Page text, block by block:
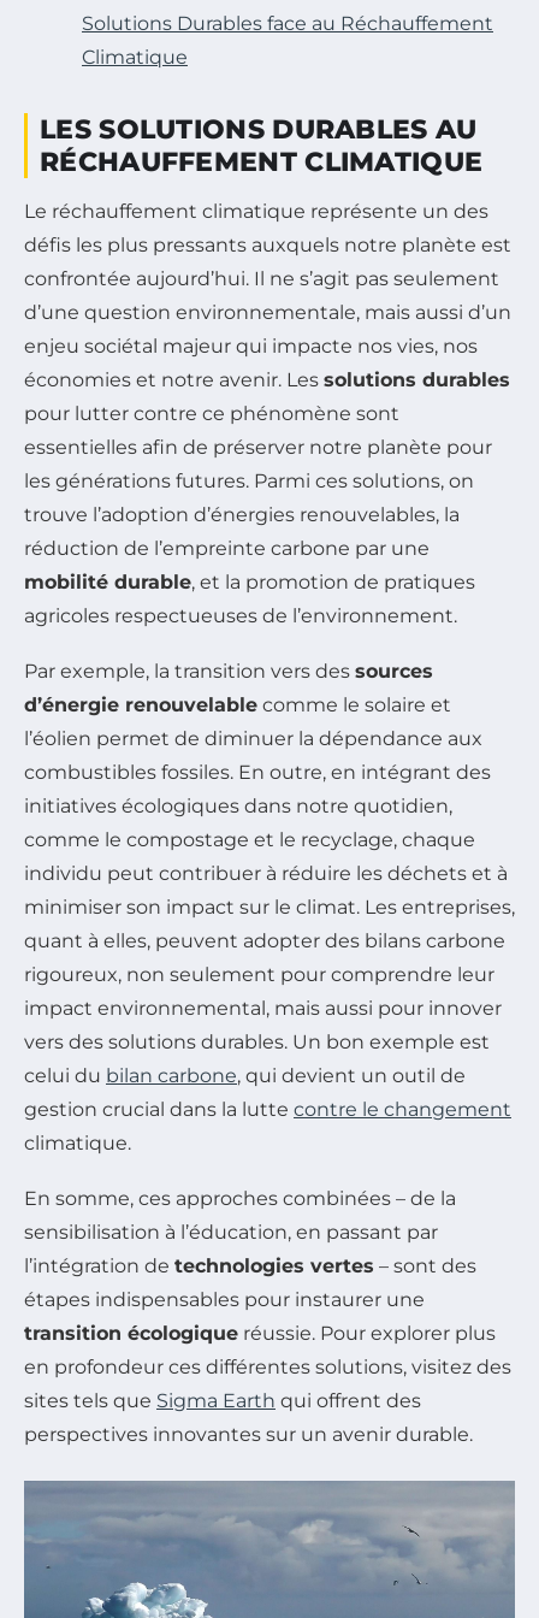
Solutions Durables face au Réchauffement
Climatique
LES SOLUTIONS DURABLES AU
RÉCHAUFFEMENT CLIMATIQUE
Le réchauffement climatique représente un des
défis les plus pressants auxquels notre planète est
confrontée aujourd’hui. Il ne s’agit pas seulement
d’une question environnementale, mais aussi d’un
enjeu sociétal majeur qui impacte nos vies, nos
économies et notre avenir. Les solutions durables
pour lutter contre ce phénomène sont
essentielles afin de préserver notre planète pour
les générations futures. Parmi ces solutions, on
trouve l’adoption d’énergies renouvelables, la
réduction de l’empreinte carbone par une
mobilité durable, et la promotion de pratiques
agricoles respectueuses de l’environnement.
Par exemple, la transition vers des sources
d’énergie renouvelable comme le solaire et
l’éolien permet de diminuer la dépendance aux
combustibles fossiles. En outre, en intégrant des
initiatives écologiques dans notre quotidien,
comme le compostage et le recyclage, chaque
individu peut contribuer à réduire les déchets et à
minimiser son impact sur le climat. Les entreprises,
quant à elles, peuvent adopter des bilans carbone
rigoureux, non seulement pour comprendre leur
impact environnemental, mais aussi pour innover
vers des solutions durables. Un bon exemple est
celui du bilan carbone, qui devient un outil de
gestion crucial dans la lutte contre le changement
climatique.
En somme, ces approches combinées – de la
sensibilisation à l’éducation, en passant par
l’intégration de technologies vertes – sont des
étapes indispensables pour instaurer une
transition écologique réussie. Pour explorer plus
en profondeur ces différentes solutions, visitez des
sites tels que Sigma Earth qui offrent des
perspectives innovantes sur un avenir durable.